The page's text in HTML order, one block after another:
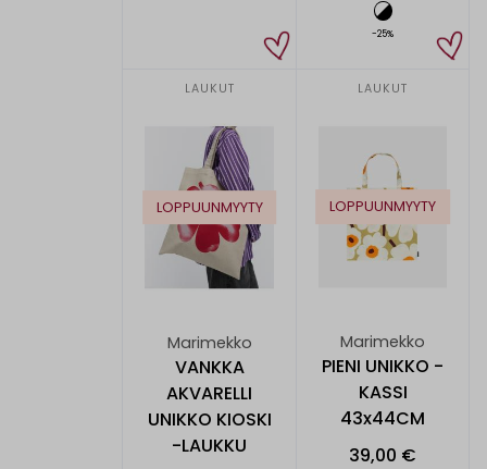
-25%
LAUKUT
LOPPUUNMYYTY
Marimekko
VANKKA
AKVARELLI
UNIKKO KIOSKI
-LAUKKU
LAUKUT
LOPPUUNMYYTY
Marimekko
PIENI UNIKKO -
KASSI
43x44CM
39,00 €